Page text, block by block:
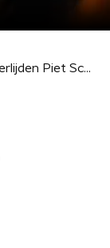
Arnold Muhren over overlijden Piet Schilder